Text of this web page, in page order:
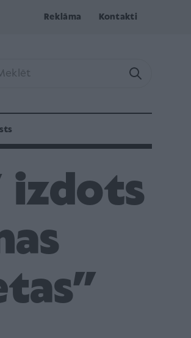
Reklāma Kontakti
izdots